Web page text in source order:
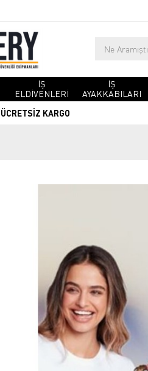
İŞ
ELDİVENLERİ
İŞ
AYAKKABILARI
ÜCRETSİZ KARGO